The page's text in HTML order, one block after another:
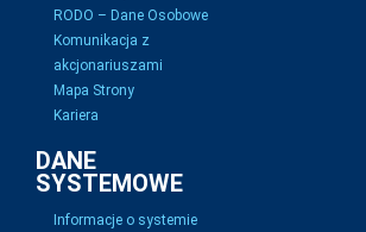
RODO – Dane Osobowe
Komunikacja z
akcjonariuszami
Mapa Strony
Kariera
DANE
SYSTEMOWE
Informacje o systemie